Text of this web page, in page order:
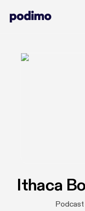
Ithaca
Podcast